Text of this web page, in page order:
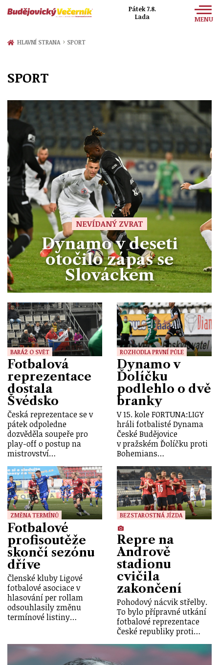
Pátek 7.8.
Lada
MENU
Zprávy
Kultura
Společnost
HLAVNÍ STRANA › SPORT
SPORT
NEVÍDANÝ ZVRAT
Dynamo v deseti
otočilo zápas se
Slováckem
BARÁŽ O SVĚT
Fotbalová
reprezentace
dostala
Švédsko
Česká reprezentace se v
pátek odpoledne
dozvěděla soupeře pro
play-off o postup na
mistrovství…
ROZHODLA PRVNÍ PŮLE
Dynamo v
Ďolíčku
podlehlo o dvě
branky
V 15. kole FORTUNA:LIGY
hráli fotbalisté Dynama
České Budějovice
v pražském Ďolíčku proti
Bohemians…
ZMĚNA TERMÍNŮ
Fotbalové
profisoutěže
skončí sezónu
dříve
Členské kluby Ligové
fotbalové asociace v
hlasování per rollam
odsouhlasily změnu
termínové listiny…
BEZSTAROSTNÁ JÍZDA
Repre na
Andrově
stadionu
cvičila
zakončení
Pohodový nácvik střelby.
To bylo přípravné utkání
fotbalové reprezentace
České republiky proti…